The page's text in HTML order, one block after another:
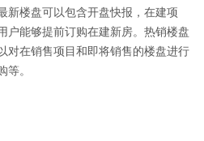
新楼盘可以包含开盘快报，在建项
户能够提前订购在建新房。热销楼盘
对在销售项目和即将销售的楼盘进行
等。